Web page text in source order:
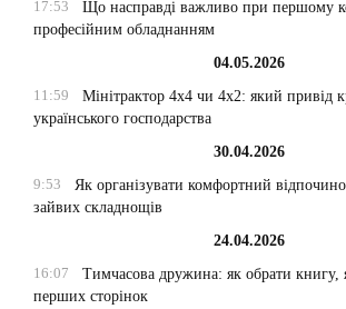
17:53
Що насправді важливо при першому
професійним обладнанням
04.05.2026
11:59
Мінітрактор 4х4 чи 4х2: який привід
українського господарства
30.04.2026
9:53
Як організувати комфортний
зайвих складнощів
24.04.2026
16:07
Тимчасова дружина: як обрати книгу,
перших сторінок